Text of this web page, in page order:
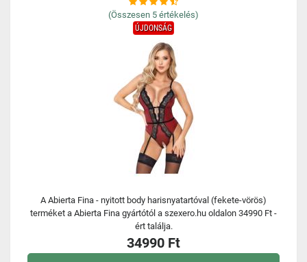
(Összesen 5 értékelés)
ÚJDONSÁG
A Abierta Fina - nyitott body harisnyatartóval (fekete-vörös)
terméket a Abierta Fina gyártótól a szexero.hu oldalon 34990 Ft -
ért találja.
34990 Ft